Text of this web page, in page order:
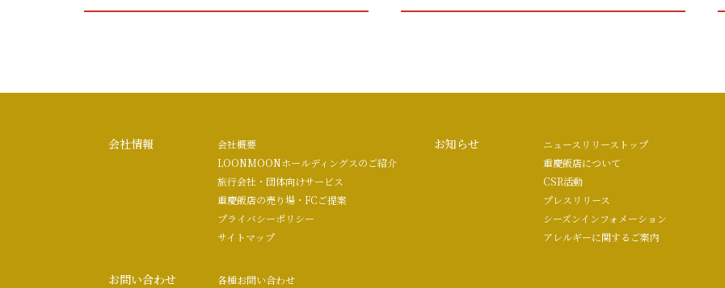
会社情報
会社概要
LOONMOONホールディングスのご紹介
旅行会社・団体向けサービス
重慶飯店の売り場・FCご提案
プライバシーポリシー
サイトマップ
お知らせ
ニュースリリーストップ
重慶飯店について
CSR活動
プレスリリース
シーズンインフォメーション
アレルギーに関するご案内
お問い合わせ
各種お問い合わせ